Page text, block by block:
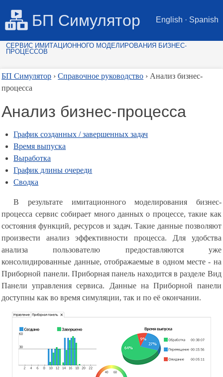
English · Spanish
БП Симулятор
СЕРВИС ИМИТАЦИОННОГО МОДЕЛИРОВАНИЯ БИЗНЕС-
ПРОЦЕССОВ
БП Симулятор Справочное руководство
Анализ бизнес-
процесса
Анализ бизнес-процесса
График созданных / завершенных задач
Время выпуска
Выработка
График длины очереди
Сводка
В результате имитационного моделирования бизнес-
процесса сервис собирает много данных о процессе, такие как
состояния функций, ресурсов и задач. Такие данные позволяют
произвести анализ эффективности процесса. Для удобства
анализа пользователю предоставляются уже
консолидированные данные, отображаемые в одном месте - на
Приборной панели. Приборная панель находится в разделе Вид
Панели управления сервиса. Данные на Приборной панели
доступны как во время симуляции, так и по её окончании.